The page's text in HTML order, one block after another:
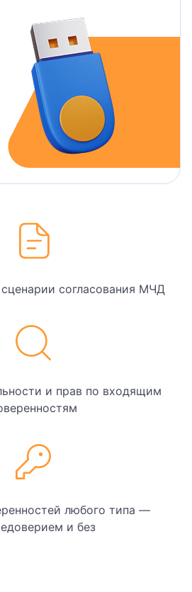
согласования МЧД
и прав по входящим
любого типа —
и без